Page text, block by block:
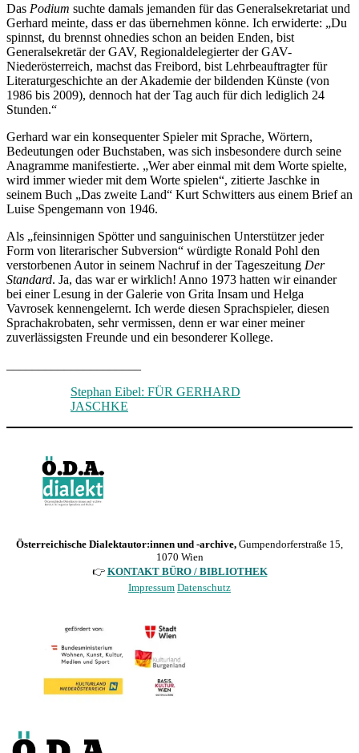
Das Podium suchte damals jemanden für das Generalsekretariat und
Gerhard meinte, dass er das übernehmen könne. Ich erwiderte: „Du
spinnst, du brennst ohnedies schon an beiden Enden, bist
Generalsekretär der GAV, Regionaldelegierter der GAV-
Niederösterreich, machst das Freibord, bist Lehrbeauftragter für
Literaturgeschichte an der Akademie der bildenden Künste (von
1986 bis 2009), dennoch hat der Tag auch für dich lediglich 24
Stunden.“
Gerhard war ein konsequenter Spieler mit Sprache, Wörtern,
Bedeutungen oder Buchstaben, was sich insbesondere durch seine
Anagramme manifestierte. „Wer aber einmal mit dem Worte spielte,
wird immer wieder mit dem Worte spielen“, zitierte Jaschke in
seinem Buch „Das zweite Land“ Kurt Schwitters aus einem Brief an
Luise Spengemann von 1946.
Als „feinsinnigen Spötter und sanguinischen Unterstützer jeder
Form von literarischer Subversion“ würdigte Ronald Pohl den
verstorbenen Autor in seinem Nachruf in der Tageszeitung Der
Standard. Ja, das war er wirklich! Anno 1973 hatten wir einander
bei einer Lesung in der Galerie von Grita Insam und Helga
Vavrosek kennengelernt. Ich werde diesen Sprachspieler, diesen
Sprachakrobaten, sehr vermissen, denn er war einer meiner
zuverlässigsten Freunde und ein besonderer Kollege.
Stephan Eibel: FÜR GERHARD
JASCHKE
Österreichische Dialektautor:innen und -archive, Gumpendorferstraße 15,
1070 Wien
👉 KONTAKT BÜRO / BIBLIOTHEK
Impressum Datenschutz